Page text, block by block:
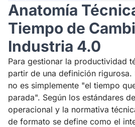
Anatomía
Tiempo de
Industria 4.0
Para gestionar la productividad
partir de una definición
no es simplemente "el tiempo
parada". Según los estándares
operacional y la normativa
de formato se define como el